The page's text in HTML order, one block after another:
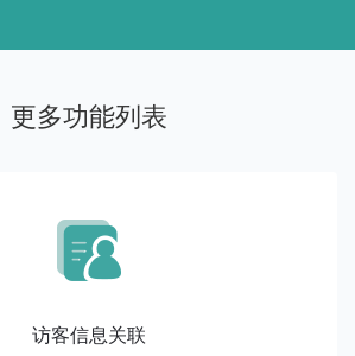
更多功能列表
访客信息关联